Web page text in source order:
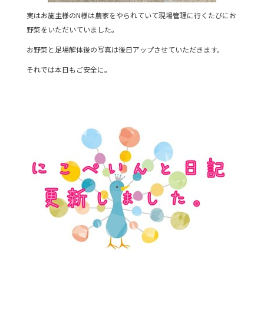
実はお施主様のN様は農家をやられていて現場管理に行くたびにお
野菜をいただいていました。
お野菜と足場解体後の写真は後日アップさせていただきます。
それでは本日もご安全に。